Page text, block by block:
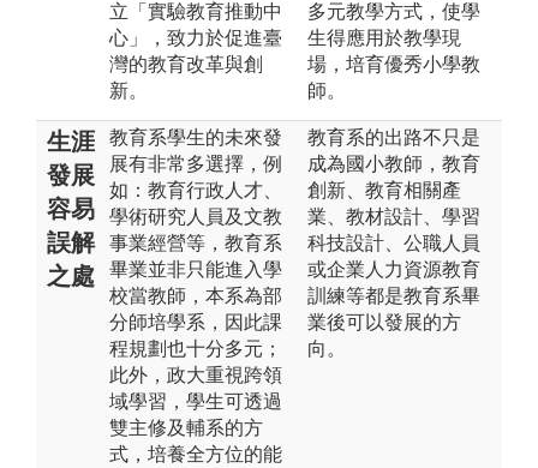
立「實驗教育推動中
心」，致力於促進臺
灣的教育改革與創
新。
多元教學方式，使學
生得應用於教學現
場，培育優秀小學教
師。
生涯
發展
容易
誤解
之處
教育系學生的未來發
展有非常多選擇，例
如：教育行政人才、
學術研究人員及文教
事業經營等，教育系
畢業並非只能進入學
校當教師，本系為部
分師培學系，因此課
程規劃也十分多元；
此外，政大重視跨領
域學習，學生可透過
雙主修及輔系的方
式，培養全方位的能
教育系的出路不只是
成為國小教師，教育
創新、教育相關產
業、教材設計、學習
科技設計、公職人員
或企業人力資源教育
訓練等都是教育系畢
業後可以發展的方
向。